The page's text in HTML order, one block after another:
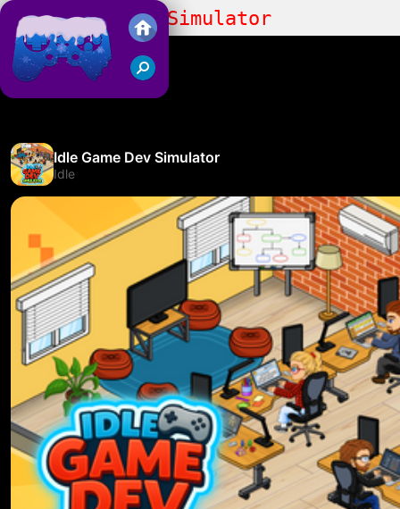
Juegos Friv 2018
Idle Game Dev Simulator